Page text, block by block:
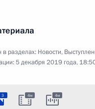
в разделах: Новости,
5 декабря 2019 года,
3 4м 4м